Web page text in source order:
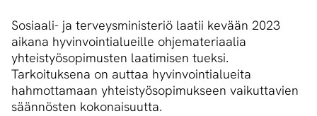
Sosiaali- ja terveysministeriö laatii kevään 2023
aikana hyvinvointialueille ohjemateriaalia
yhteistyösopimusten laatimisen tueksi.
Tarkoituksena on auttaa hyvinvointialueita
hahmottamaan yhteistyösopimukseen vaikuttavien
säännösten kokonaisuutta.